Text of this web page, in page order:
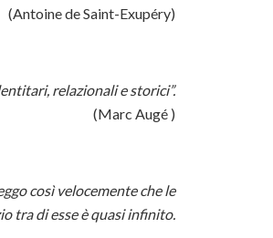
(Antoine de Saint-Exupéry)
relazionali e storici”.
(Marc Augé )
così velocemente che le
tra di esse è quasi infinito.